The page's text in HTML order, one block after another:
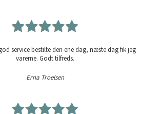
service bestilte den ene dag, næste dag fik jeg
varerne. Godt tilfreds.
Erna Troelsen